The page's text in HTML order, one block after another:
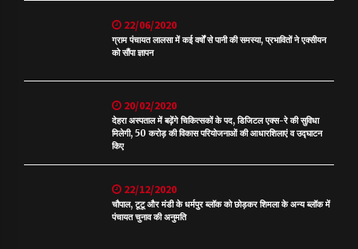
22/06/2020
ग्राम पंचायत लालसा में कई वर्षों से पानी की समस्या, प्रभावितों ने एक्सीयन
को सौंपा ज्ञापन
20/02/2020
देहरा अस्पताल में बढ़ेंगे चिकित्सकों के पद, डिजिटल एक्स-रे की सुविधा
मिलेगी, 50 करोड़ की विकास परियोजनाओं की आधारशिलाएं व उद्घाटन
किए
22/12/2020
चौपाल, टूटू और मंडी के धर्मपुर ब्लॉक को छोड़कर शिमला के अन्य ब्लॉक में
पंचायत चुनाव की अनुमति